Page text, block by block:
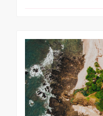
$ 850 USD
Onwards